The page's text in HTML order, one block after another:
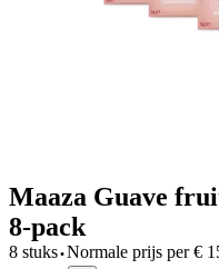
Maaza Guave
8-pack
8 stuks·Normale prijs per €